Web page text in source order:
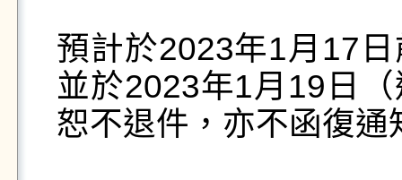
預計於2023年1月17
並於2023年1月19日
恕不退件，亦不函復通